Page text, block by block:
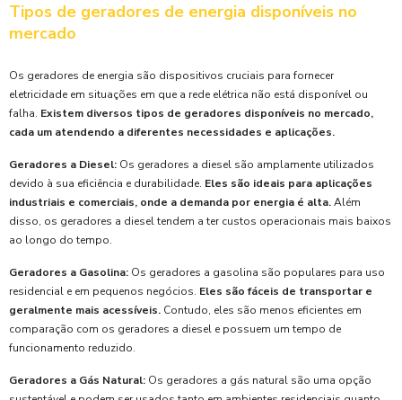
Tipos de geradores de energia disponíveis no
mercado
Os geradores de energia são dispositivos cruciais para fornecer
eletricidade em situações em que a rede elétrica não está disponível ou
falha. Existem diversos tipos de geradores disponíveis no mercado,
cada um atendendo a diferentes necessidades e aplicações.
Geradores a Diesel: Os geradores a diesel são amplamente utilizados
devido à sua eficiência e durabilidade. Eles são ideais para aplicações
industriais e comerciais, onde a demanda por energia é alta.Além
disso, os geradores a diesel tendem a ter custos operacionais mais baixos
ao longo do tempo.
Geradores a Gasolina: Os geradores a gasolina são populares para uso
residencial e em pequenos negócios. Eles são fáceis de transportar e
geralmente mais acessíveis. Contudo, eles são menos eficientes em
comparação com os geradores a diesel e possuem um tempo de
funcionamento reduzido.
Geradores a Gás Natural: Os geradores a gás natural são uma opção